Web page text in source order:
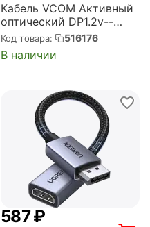
Кабель VCOM Активный
оптический DP1.2v--
>HDMI2.0v 15м (D3752B-
15.0)
Код товара: 516176
В наличии
‍587‍₽